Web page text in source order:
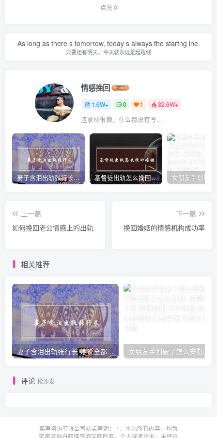
点赞0
As long as there s tomorrow, today s always the startng lne.
只要还有明天，今天就永远是起跑线
情感挽回
1.6W+ 0 1 32.6W+
这家伙很懒，什么都没有写...
妻子含泪出轨张行长 她说全都是因为家中 基督徒出轨怎么挽回婚姻(基督徒面对出轨婚姻)
上一篇
如何挽回老公情感上的出轨
下一篇
挽回婚姻的情感机构成功率
相关推荐
妻子含泪出轨张行长 她说全都是因为家中
评论 抢沙发
奕声咨询有限公司站点声明： 1、本站所有内容，均为
奕声咨询白鹤情感泡学网所有，个人或者企业，未经许